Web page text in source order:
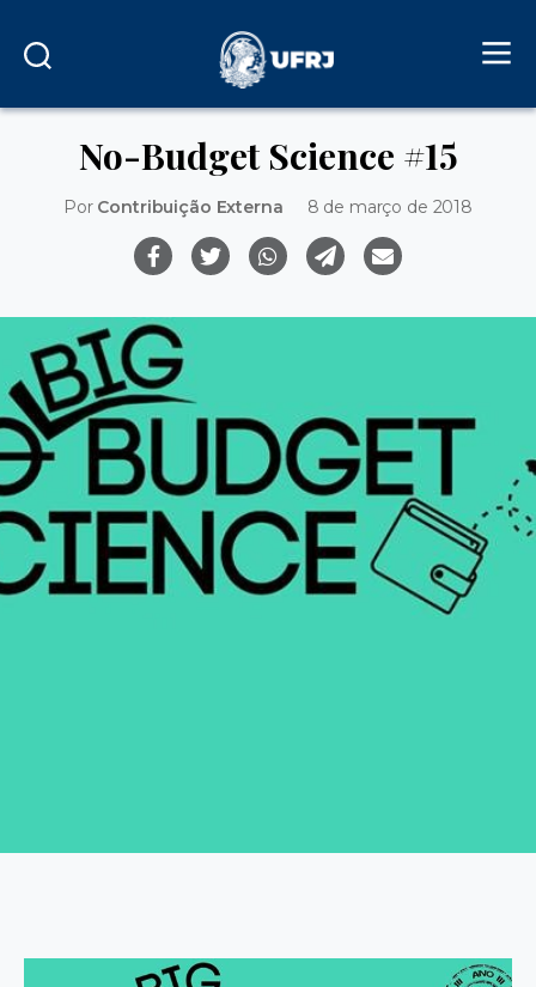
No-Budget Science #15
Por Contribuição Externa 8 de março de 2018